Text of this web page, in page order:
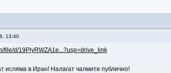
13:40
file/d/19PlyRWZA1e...?usp=drive_link
исляма в Иран! Налагат чалмите публично!